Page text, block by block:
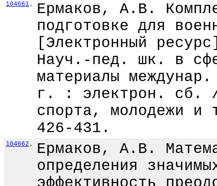
104661 .
Ермаков, А.В.
подготовке для
[Электронный
Науч.-пед. шк. в
материалы
г. : электрон. сб.
спорта, молодежи
426-431.
104662 .
Ермаков, А.В.
определения